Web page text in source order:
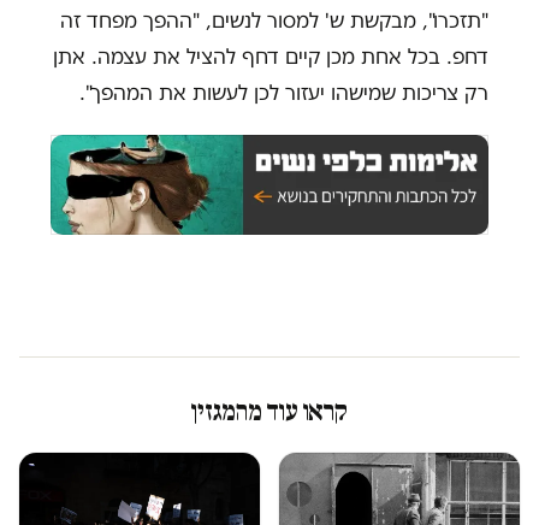
"תזכרו", מבקשת ש' למסור לנשים, "ההפך מפחד זה
דחפ. בכל אחת מכן קיים דחף להציל את עצמה. אתן
רק צריכות שמישהו יעזור לכן לעשות את המהפך".
קראו עוד מהמגזין